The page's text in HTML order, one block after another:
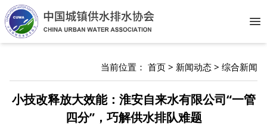
当前位置： 首页 > 新闻动态 > 综合新闻
小技改释放大效能：淮安自来水有限公司“一管
四分”，巧解供水排队难题